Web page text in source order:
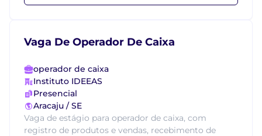
Vaga De Operador De Caixa
operador de caixa
Instituto IDEEAS
Presencial
Aracaju / SE
Vaga de estágio para operador de caixa, com
registro de produtos e vendas, recebimento de